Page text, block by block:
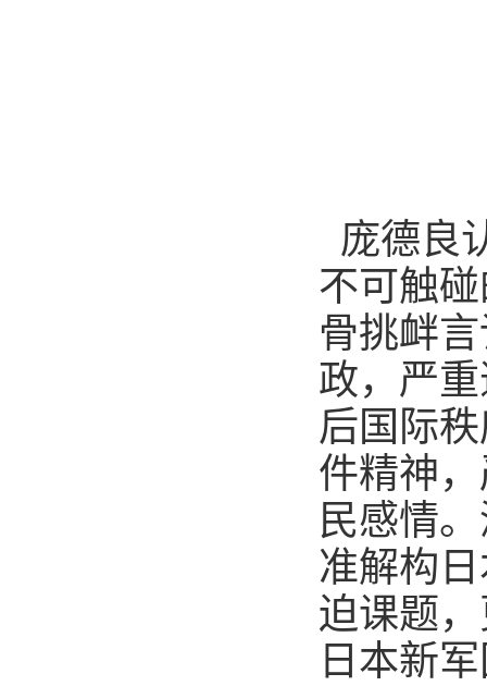
庞德良
不可触
骨挑衅
政，严
后国际
件精神
民感情
准解构
迫课题
日本新